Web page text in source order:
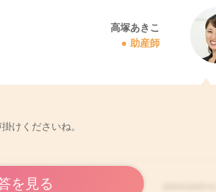
高塚あきこ
助産師
けくださいね。
を見る